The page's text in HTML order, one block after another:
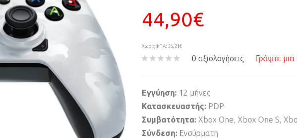
44,90€
Χωρίς ΦΠΑ: 36,21€
0 αξιολογήσεις Γράψτε μια
Εγγύηση: 12 μήνες
Κατασκευαστής: PDP
Συμβατότητα: Xbox One, Xbox One S,
Σύνδεση: Ενσύρματη